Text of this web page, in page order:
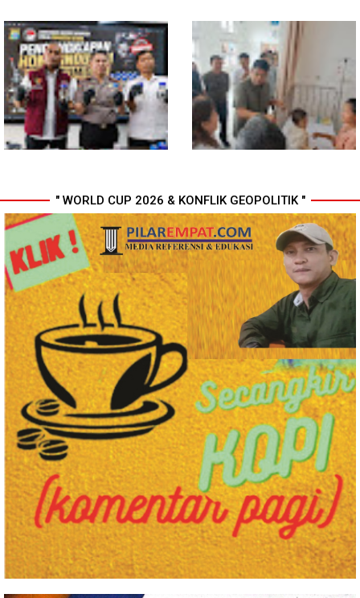
Komisi D DPRDSU Ikut Gubsu
Bobby Nasution Berkantor di
Nias
Walikota Medan Nonaktifkan
Lurah Aur, Rico Waas : Tak Ada
Toleransi bagi Penyalahgunaan
Wewenang
Bahan dari Kamboja, Polda
Sumut Bongkar Home Industri
Vape Mengandung Etomidate
Gubsu Bobby Pastikan Pasien
Rujukan dari Nias Tak
Terkendala Biaya Perjalanan
dan Rumah Singgah di Medan
" WORLD CUP 2026 & KONFLIK GEOPOLITIK "